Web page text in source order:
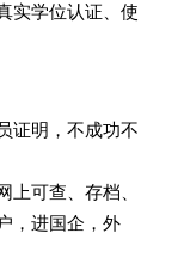
实学位认证、使
证明，不成功不
可查、存档、
，进国企，外